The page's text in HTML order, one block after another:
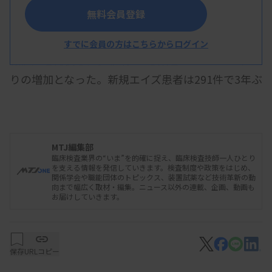
厚生労働省のエイズ動向委員会は3月26日、2023
年のHIV感染者・エイズ患者の年間新規報告数（速
報値）を発表した。新規HIV感染者は669件で7年ぶ
りの増加となった。新規エイズ患者は291件で3年ぶ
保健所などでのHIV抗体検査件数（速報値）は7万
208件で、自治体が実施する保健所以外での検査件
加した。
無料会員登録
すでに会員の方はこちらからログイン
MTJ編集部
臨床検査業界の“いま”を的確に捉え、臨床検査技師一人ひとり
を支える情報を発信していきます。検査制度や政策をはじめ、
関係学会や職能団体のトピックス、装置試薬など技術革新の動
向まで幅広く取材・編集。ニュース以外の連載、企画、動画も
お届けしていきます。
保存URLコピー